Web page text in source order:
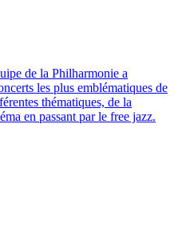
de la Philharmonie a
les plus emblématiques de
thématiques, de la
en passant par le free jazz.